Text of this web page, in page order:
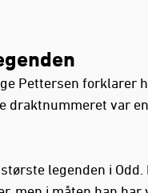
Pettersen forklarer
draktnummeret var
legenden i Odd.